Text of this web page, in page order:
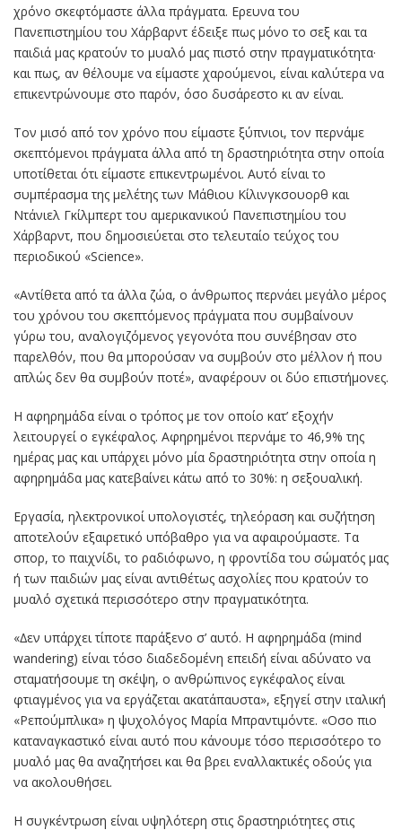
χρόνο σκεφτόµαστε άλλα πράγµατα. Ερευνα του
Πανεπιστηµίου του Χάρβαρντ έδειξε πως µόνο το σεξ και τα
παιδιά µας κρατούν το µυαλό µας πιστό στην πραγµατικότητα·
και πως, αν θέλουµε να είµαστε χαρούµενοι, είναι καλύτερα να
επικεντρώνουµε στο παρόν, όσο δυσάρεστο κι αν είναι.
Τον µισό από τον χρόνο που είµαστε ξύπνιοι, τον περνάµε
σκεπτόµενοι πράγµατα άλλα από τη δραστηριότητα στην οποία
υποτίθεται ότι είµαστε επικεντρωµένοι. Αυτό είναι το
συµπέρασµα της µελέτης των Μάθιου Κίλινγκσουορθ και
Ντάνιελ Γκίλµπερτ του αµερικανικού Πανεπιστηµίου του
Χάρβαρντ, που δηµοσιεύεται στο τελευταίο τεύχος του
περιοδικού «Science».
«Αντίθετα από τα άλλα ζώα, ο άνθρωπος περνάει µεγάλο µέρος
του χρόνου του σκεπτόµενος πράγµατα που συµβαίνουν
γύρω του, αναλογιζόµενος γεγονότα που συνέβησαν στο
παρελθόν, που θα µπορούσαν να συµβούν στο µέλλον ή που
απλώς δεν θα συµβούν ποτέ», αναφέρουν οι δύο επιστήµονες.
Η αφηρηµάδα είναι ο τρόπος µε τον οποίο κατ’ εξοχήν
λειτουργεί ο εγκέφαλος. Αφηρηµένοι περνάµε το 46,9% της
ηµέρας µας και υπάρχει µόνο µία δραστηριότητα στην οποία η
αφηρηµάδα µας κατεβαίνει κάτω από το 30%: η σεξουαλική.
Εργασία, ηλεκτρονικοί υπολογιστές, τηλεόραση και συζήτηση
αποτελούν εξαιρετικό υπόβαθρο για να αφαιρούµαστε. Τα
σπορ, το παιχνίδι, το ραδιόφωνο, η φροντίδα του σώµατός µας
ή των παιδιών µας είναι αντιθέτως ασχολίες που κρατούν το
µυαλό σχετικά περισσότερο στην πραγµατικότητα.
«∆εν υπάρχει τίποτε παράξενο σ’ αυτό. Η αφηρηµάδα (mind
wandering) είναι τόσο διαδεδοµένη επειδή είναι αδύνατο να
σταµατήσουµε τη σκέψη, ο ανθρώπινος εγκέφαλος είναι
φτιαγµένος για να εργάζεται ακατάπαυστα», εξηγεί στην ιταλική
«Ρεπούµπλικα» η ψυχολόγος Μαρία Μπραντιµόντε. «Οσο πιο
καταναγκαστικό είναι αυτό που κάνουµε τόσο περισσότερο το
µυαλό µας θα αναζητήσει και θα βρει εναλλακτικές οδούς για
να ακολουθήσει.
Η συγκέντρωση είναι υψηλότερη στις δραστηριότητες στις